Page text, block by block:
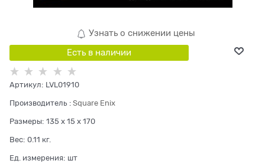
Узнать о снижении цены
Есть в наличии
Артикул: LVL01910
Производитель : Square Enix
Размеры: 135 x 15 x 170
Вес: 0.11 кг.
Ед. измерения: шт